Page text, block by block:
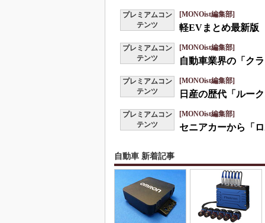
プレミアムコン
テンツ
[MONOist編集部]
軽EVまとめ最新版
プレミアムコン
テンツ
[MONOist編集部]
自動車業界の「ク
プレミアムコン
テンツ
[MONOist編集部]
日産の歴代「ルー
プレミアムコン
テンツ
[MONOist編集部]
セニアカーから「
自動車 新着記事